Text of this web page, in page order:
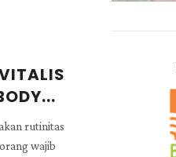
rutinitas
wajib